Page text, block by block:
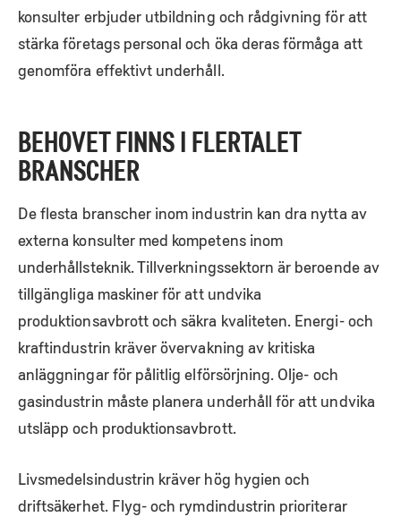
konsulter erbjuder utbildning och rådgivning för att
stärka företags personal och öka deras förmåga att
genomföra effektivt underhåll.
BEHOVET FINNS I FLERTALET
BRANSCHER
De flesta branscher inom industrin kan dra nytta av
externa konsulter med kompetens inom
underhållsteknik. Tillverkningssektorn är beroende av
tillgängliga maskiner för att undvika
produktionsavbrott och säkra kvaliteten. Energi- och
kraftindustrin kräver övervakning av kritiska
anläggningar för pålitlig elförsörjning. Olje- och
gasindustrin måste planera underhåll för att undvika
utsläpp och produktionsavbrott.
Livsmedelsindustrin kräver hög hygien och
driftsäkerhet. Flyg- och rymdindustrin prioriterar